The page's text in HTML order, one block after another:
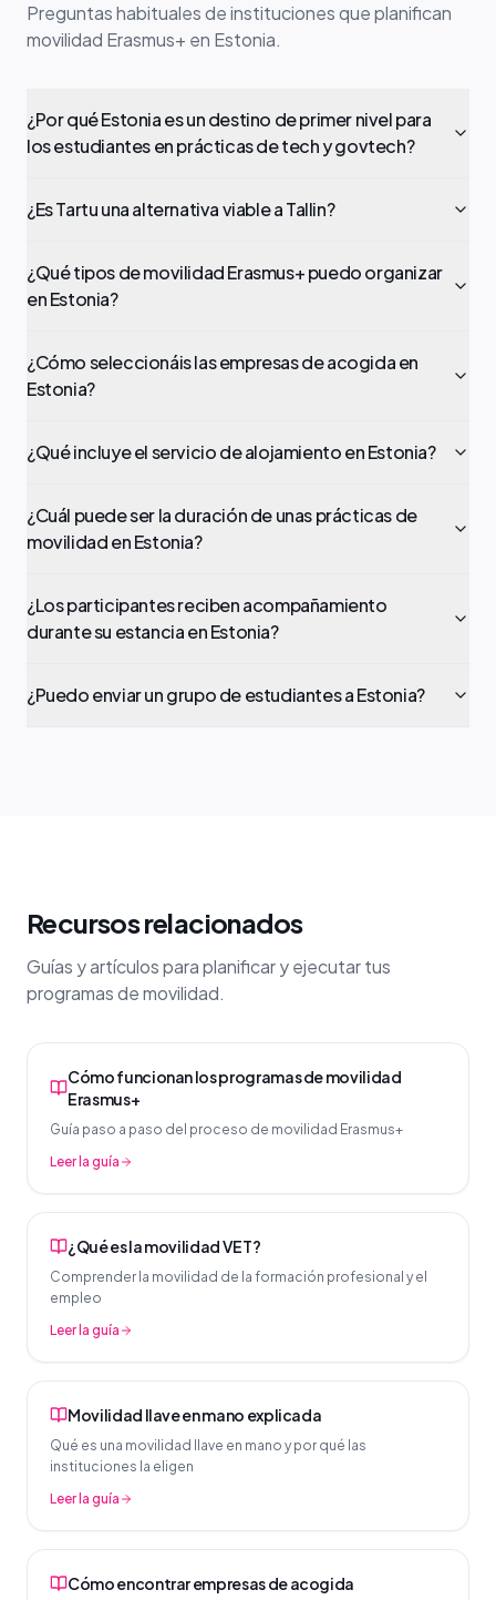
Preguntas habituales de instituciones que planifican
movilidad Erasmus+ en Estonia.
¿Por qué Estonia es un destino de primer nivel para
los estudiantes en prácticas de tech y govtech?
¿Es Tartu una alternativa viable a Tallin?
¿Qué tipos de movilidad Erasmus+ puedo organizar
en Estonia?
¿Cómo seleccionáis las empresas de acogida en
Estonia?
¿Qué incluye el servicio de alojamiento en Estonia?
¿Cuál puede ser la duración de unas prácticas de
movilidad en Estonia?
¿Los participantes reciben acompañamiento
durante su estancia en Estonia?
¿Puedo enviar un grupo de estudiantes a Estonia?
Recursos relacionados
Guías y artículos para planificar y ejecutar tus
programas de movilidad.
Cómo funcionan los programas de movilidad
Erasmus+
Guía paso a paso del proceso de movilidad Erasmus+
Leer la guía
¿Qué es la movilidad VET?
Comprender la movilidad de la formación profesional y el
empleo
Leer la guía
Movilidad llave en mano explicada
Qué es una movilidad llave en mano y por qué las
instituciones la eligen
Leer la guía
Cómo encontrar empresas de acogida